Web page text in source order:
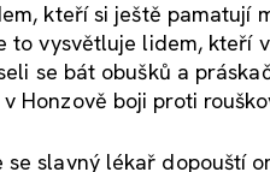
kteří si ještě pamatují
vysvětluje lidem, kteří
se bát obušků a
Honzově boji proti
slavný lékař dopouští